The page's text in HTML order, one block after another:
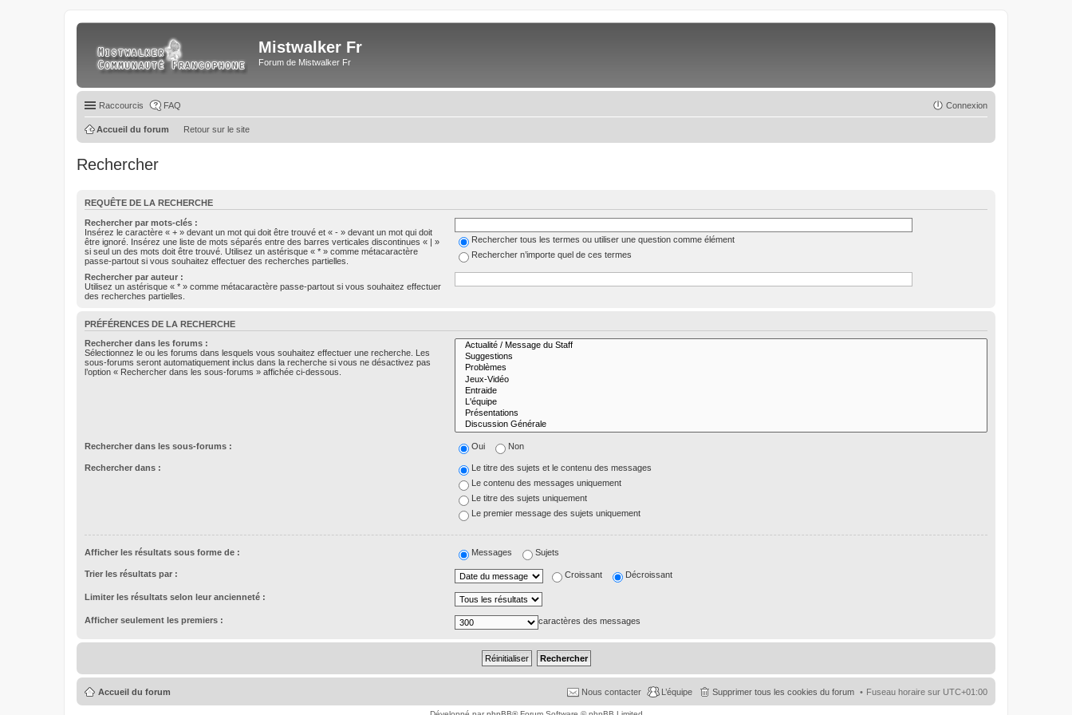
Mistwalker Fr
Forum de Mistwalker Fr
Raccourcis FAQ Connexion
Retour sur le site
Accueil du forum
Rechercher
REQUÊTE DE LA RECHERCHE
Rechercher par mots-clés :
Insérez le caractère « + » devant un mot qui doit être trouvé et « - » devant un mot qui doit
être ignoré. Insérez une liste de mots séparés entre des barres verticales discontinues « | »
si seul un des mots doit être trouvé. Utilisez un astérisque « * » comme métacaractère
passe-partout si vous souhaitez effectuer des recherches partielles.
Rechercher tous les termes ou utiliser une question comme élément
Rechercher n’importe quel de ces termes
Rechercher par auteur :
Utilisez un astérisque « * » comme métacaractère passe-partout si vous souhaitez effectuer
des recherches partielles.
PRÉFÉRENCES DE LA RECHERCHE
Rechercher dans les forums :
Sélectionnez le ou les forums dans lesquels vous souhaitez effectuer une recherche. Les
sous-forums seront automatiquement inclus dans la recherche si vous ne désactivez pas
l’option « Rechercher dans les sous-forums » affichée ci-dessous.
Rechercher dans les sous-forums : Oui Non
Rechercher dans :
Le titre des sujets et le contenu des messages
Le contenu des messages uniquement
Le titre des sujets uniquement
Le premier message des sujets uniquement
Afficher les résultats sous forme de : Messages Sujets
Trier les résultats par : Croissant Décroissant
Limiter les résultats selon leur ancienneté :
Afficher seulement les premiers : caractères des messages
Accueil du forum Fuseau horaire sur UTC+01:00
Supprimer tous les cookies du forum
L’équipe
Nous contacter